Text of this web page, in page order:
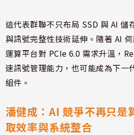
這代表群聯不只布局 SSD 與 AI 儲
與訊號完整性技術延伸。隨著 AI
運算平台對 PCIe 6.0 需求升溫，
速訊號管理能力，也可能成為下一
組件。
潘健成：AI 競爭不再只是
取效率與系統整合